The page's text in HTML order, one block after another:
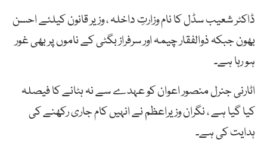
ڈاکٹر شعیب سڈل کا نام وزارتِ داخلہ ، وزیر قانون کیلئے احسن
بھون جبکہ ذوالفقار چیمہ اور سرفراز بگٹی کے ناموں پر بھی غور
ہو رہا ہے۔
اٹارنی جنرل منصور اعوان کو عہدے سے نہ ہٹانے کا فیصلہ
کیا گیا ہے ، نگران وزیراعظم نے انہیں کام جاری رکھنے کی
ہدایت کی ہے۔